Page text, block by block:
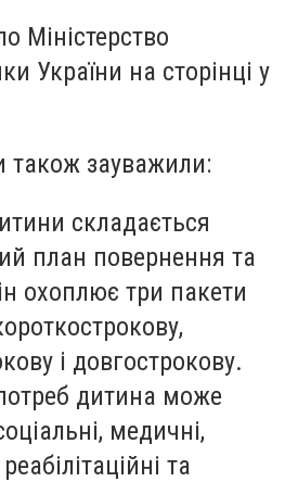
Міністерство
України на сторінці у
також зауважили:
складається
план повернення та
охоплює три пакети
і довгострокову.
дитина може
медичні,
та